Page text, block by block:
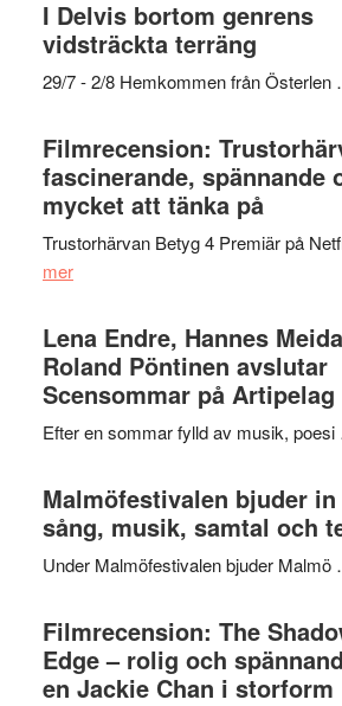
I Delvis bortom genrens
vidsträckta terräng
29/7 - 2/8 Hemkommen från Österlen
Filmrecension:
fascinerande, spännande
mycket att tänka på
Trustorhärvan Betyg 4 Premiär på
merom
Trustorhärvan
–
fascinerande,
spännande
och
mycket
att
tänka
Lena Endre, Hannes
Roland Pöntinen avslutar
Scensommar på Artipelag
Efter en sommar fylld av musik,
Malmöfestivalen bjuder
sång, musik, samtal och
Under Malmöfestivalen bjuder Malmö
Filmrecension: The
Edge – rolig och
en Jackie Chan i storform